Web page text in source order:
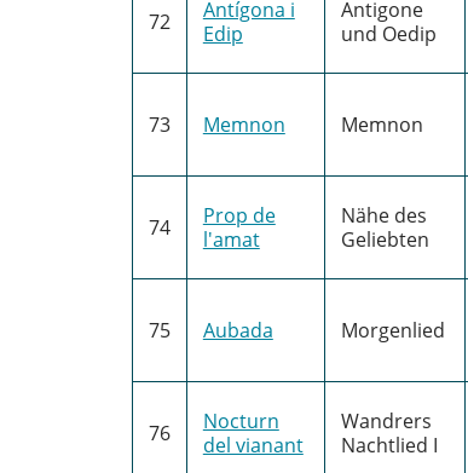
72
Antígona i
Edip
Antigone
und Oedip
73 Memnon Memnon
74
Prop de
l'amat
Nähe des
Geliebten
75 Aubada Morgenlied
76
Nocturn
del vianant
Wandrers
Nachtlied I